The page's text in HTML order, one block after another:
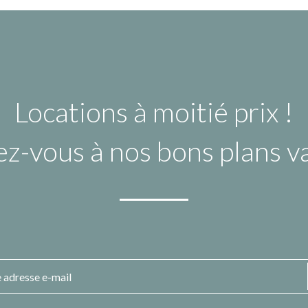
Locations à moitié prix !
vous à nos bons plans